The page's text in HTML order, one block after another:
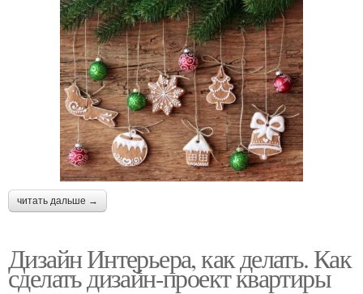
читать дальше →
Дизайн Интерьера, как делать. Как
сделать дизайн-проект квартиры